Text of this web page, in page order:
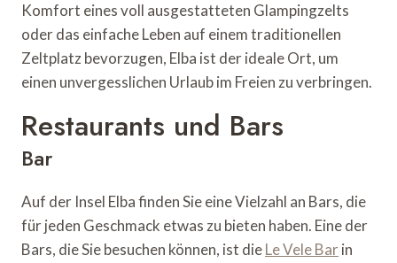
Komfort eines voll ausgestatteten Glampingzelts
oder das einfache Leben auf einem traditionellen
Zeltplatz bevorzugen, Elba ist der ideale Ort, um
einen unvergesslichen Urlaub im Freien zu verbringen.
Restaurants und Bars
Bar
Auf der Insel Elba finden Sie eine Vielzahl an Bars, die
für jeden Geschmack etwas zu bieten haben. Eine der
Bars, die Sie besuchen können, ist dieLe Vele Barin